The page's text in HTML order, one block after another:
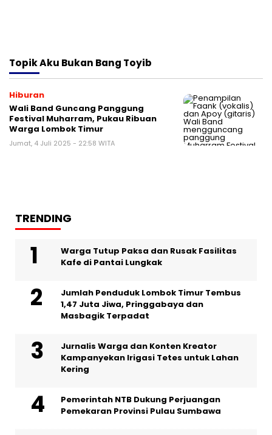
TopikAku Bukan Bang Toyib
Hiburan
Wali Band Guncang Panggung
Festival Muharram, Pukau Ribuan
Warga Lombok Timur
Jumat, 4 Juli 2025 - 22:58 WITA
TRENDING
Warga Tutup Paksa dan Rusak Fasilitas
Kafe di Pantai Lungkak
Jumlah Penduduk Lombok Timur Tembus
1,47 Juta Jiwa, Pringgabaya dan
Masbagik Terpadat
Jurnalis Warga dan Konten Kreator
Kampanyekan Irigasi Tetes untuk Lahan
Kering
Pemerintah NTB Dukung Perjuangan
Pemekaran Provinsi Pulau Sumbawa